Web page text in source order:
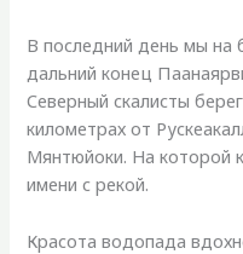
В последний день мы на
дальний конец
Северный скалисты
километрах от
Мянтюйоки. На которой
имени с рекой.
Красота водопада